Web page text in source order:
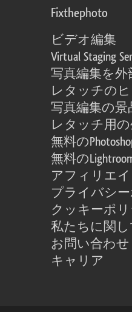
Fixthephoto
ビデオ編集
Virtual Staging
写真編集を外
レタッチのヒ
写真編集の景
レタッチ用
無料の
無料の
アフィリエ
プライバシ
クッキーポリ
私たちに関し
お問い合わせ
キャリア